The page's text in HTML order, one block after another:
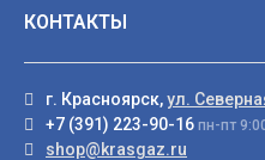
КОНТАКТЫ
г. Красноярск,ул.
+7 (391) 223-90-16 пн-пт
shop@krasgaz.ru